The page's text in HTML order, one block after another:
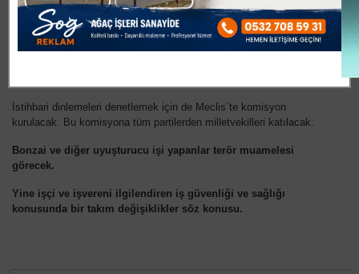
ödeyecek.
Sanal ortamda nefret ve teröre çağrı da artık suç sayılacak.
İstihbari dinlemeleri denetlemek için de Meclis`te komisyon
kurulacak. Bu komisyona tüm partilerden milletvekilleri katılacak.
Bonzai ve diğer uyuşturucu işi yapanlar terör muamelesi
görecek.
Yine işçi ve işvereni ilgilendiren iş güvenliği ve sağlığı
konusunda bir takım değişiklikler söz konusu.